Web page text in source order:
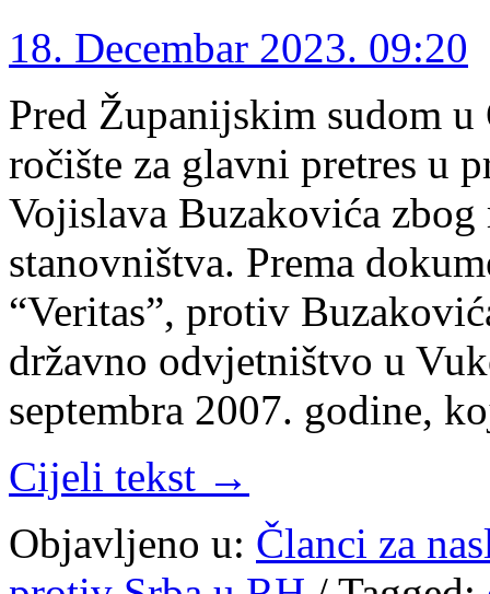
18. Decembar 2023. 09:20
Pred Županijskim sudom u
ročište za glavni pretres u
Vojislava Buzakovića
stanovništva. Prema
“Veritas”, protiv
državno odvjetništvo u
septembra 2007. godine,
Cijeli tekst →
Objavljeno u: Članci za